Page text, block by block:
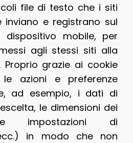
file di testo che i siti
inviano e registrano sul
mobile, per
agli stessi siti alla
Proprio grazie ai cookie
azioni e preferenze
ad esempio, i dati di
le dimensioni dei
impostazioni di
in modo che non